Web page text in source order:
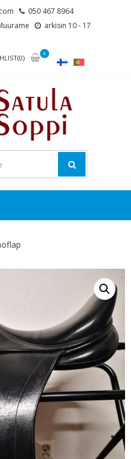
050 467 8964
arkisin 10 - 17
0